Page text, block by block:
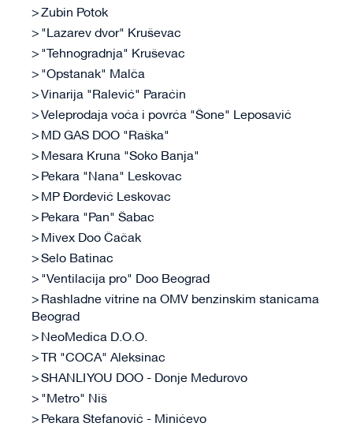
Zubin Potok
"Lazarev dvor" Kruševac
"Tehnogradnja" Kruševac
"Opstanak" Malča
Vinarija "Ralević" Paraćin
Veleprodaja voća i povrća "Šone" Leposavić
MD GAS DOO "Raška"
Mesara Kruna "Soko Banja"
Pekara "Nana" Leskovac
MP Đorđević Leskovac
Pekara "Pan" Šabac
Mivex Doo Čačak
Selo Batinac
"Ventilacija pro" Doo Beograd
Rashladne vitrine na OMV benzinskim stanicama
Beograd
NeoMedica D.O.O.
TR "COCA" Aleksinac
SHANLI YOU DOO - Donje Međurovo
"Metro" Niš
Pekara Stefanović - Minićevo